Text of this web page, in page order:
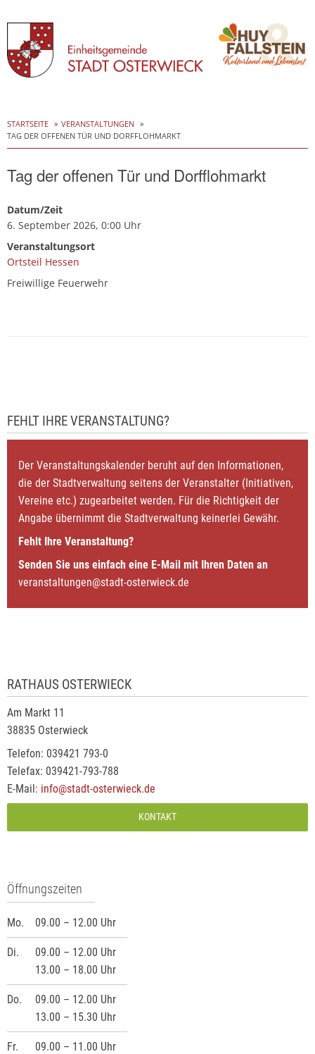
to
content
STARTSEITE
VERANSTALTUNGEN
TAG DER OFFENEN TÜR UND DORFFLOHMARKT
Tag der offenen Tür und Dorfflohmarkt
Datum/Zeit
6. September 2026, 0:00 Uhr
Veranstaltungsort
Ortsteil Hessen
Freiwillige Feuerwehr
FEHLT IHRE VERANSTALTUNG?
Der Veranstaltungskalender beruht auf den Informationen,
die der Stadtverwaltung seitens der Veranstalter (Initiativen,
Vereine etc.) zugearbeitet werden. Für die Richtigkeit der
Angabe übernimmt die Stadtverwaltung keinerlei Gewähr.
Fehlt Ihre Veranstaltung?
Senden Sie uns einfach eine E-Mail mit Ihren Daten an
veranstaltungen@stadt-osterwieck.de
RATHAUS OSTERWIECK
Am Markt 11
38835 Osterwieck
Telefon: 039421 793-0
Telefax: 039421-793-788
E-Mail: info@stadt-osterwieck.de
KONTAKT
Öffnungszeiten
Mo. 09.00 – 12.00 Uhr
Di.
09.00 – 12.00 Uhr
13.00 – 18.00 Uhr
Do.
09.00 – 12.00 Uhr
13.00 – 15.30 Uhr
Fr. 09.00 – 11.00 Uhr